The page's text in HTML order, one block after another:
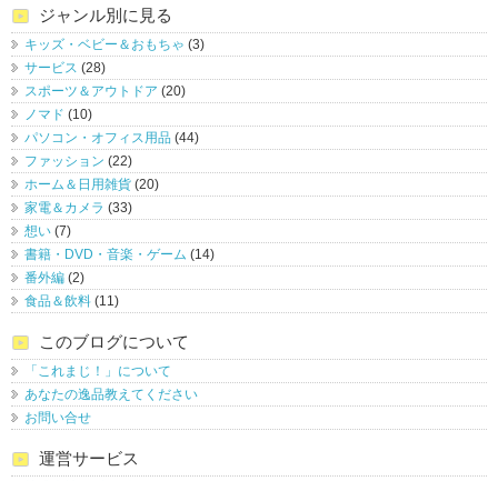
ジャンル別に見る
キッズ・ベビー＆おもちゃ (3)
サービス (28)
スポーツ＆アウトドア (20)
ノマド (10)
パソコン・オフィス用品 (44)
ファッション (22)
ホーム＆日用雑貨 (20)
家電＆カメラ (33)
想い (7)
書籍・DVD・音楽・ゲーム (14)
番外編 (2)
食品＆飲料 (11)
このブログについて
「これまじ！」について
あなたの逸品教えてください
お問い合せ
運営サービス